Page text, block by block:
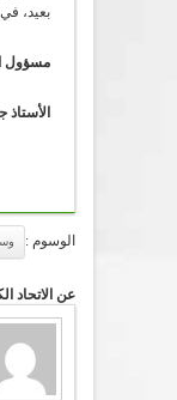
بعيد،
مسؤول
الوسوم :
عن الاتحاد